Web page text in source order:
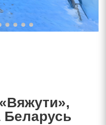
Беларусь